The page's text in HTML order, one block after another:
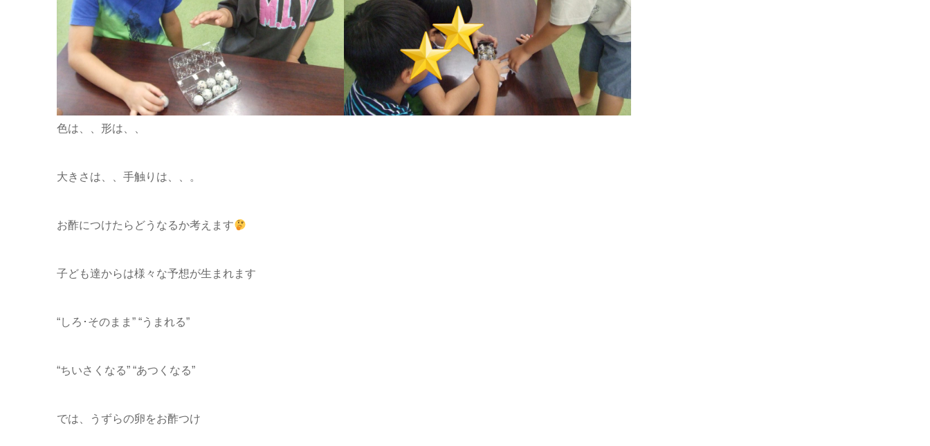
色は、、形は、、
大きさは、、手触りは、、。
お酢につけたらどうなるか考えます
子ども達からは様々な予想が生まれます
“しろ･そのまま” “うまれる”
“ちいさくなる” “あつくなる”
では、うずらの卵をお酢つけ